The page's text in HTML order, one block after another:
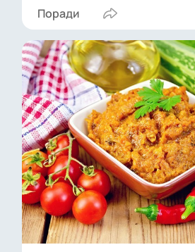
Поради